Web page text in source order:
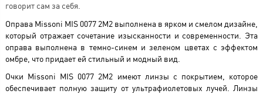
говорит сам за себя.
Оправа Missoni MIS 0077 2M2 выполнена в ярком и смелом дизайне,
который отражает сочетание изысканности и современности. Эта
оправа выполнена в темно-синем и зеленом цветах с эффектом
омбре, что придает ей стильный и модный вид.
Очки Missoni MIS 0077 2M2 имеют линзы с покрытием, которое
обеспечивает полную защиту от ультрафиолетовых лучей. Линзы